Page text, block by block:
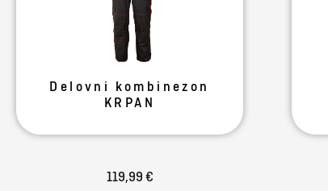
Delovni kombinezon
KRPAN
119,99 €